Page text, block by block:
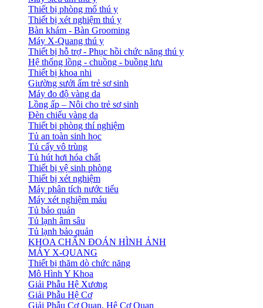
Thiết bị phòng mổ thú y
Thiết bị xét nghiệm thú y
Bàn khám - Bàn Grooming
Máy X-Quang thú y
Thiết bị hỗ trợ - Phục hồi chức năng thú y
Hệ thống lồng - chuồng - buồng lưu
Thiết bị khoa nhi
Giường sưởi ấm trẻ sơ sinh
Máy đo độ vàng da
Lồng ấp – Nôi cho trẻ sơ sinh
Đèn chiếu vàng da
Thiết bị phòng thí nghiệm
Tủ an toàn sinh học
Tủ cấy vô trùng
Tủ hút hơi hóa chất
Thiết bị vệ sinh phòng
Thiết bị xét nghiệm
Máy phân tích nước tiểu
Máy xét nghiệm máu
Tủ bảo quản
Tủ lạnh âm sâu
Tủ lạnh bảo quản
KHOA CHẨN ĐOÁN HÌNH ẢNH
MÁY X-QUANG
Thiết bị thăm dò chức năng
Mô Hình Y Khoa
Giải Phẫu Hệ Xương
Giải Phẫu Hệ Cơ
Giải Phẫu Cơ Quan, Hệ Cơ Quan